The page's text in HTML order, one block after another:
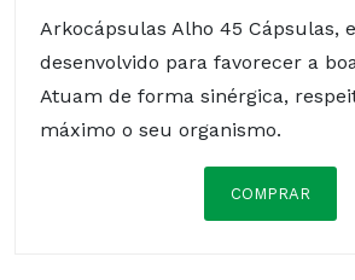
Arkocápsulas Alho 45 Cápsulas,
desenvolvido para favorecer a
Atuam de forma sinérgica,
máximo o seu organismo.
COMPRAR